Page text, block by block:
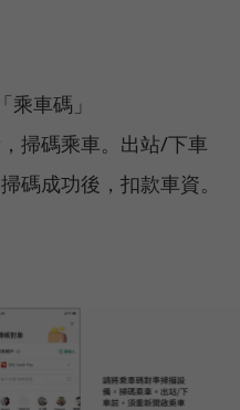
車碼」
掃碼乘車。出站/下車
碼成功後，扣款車資。